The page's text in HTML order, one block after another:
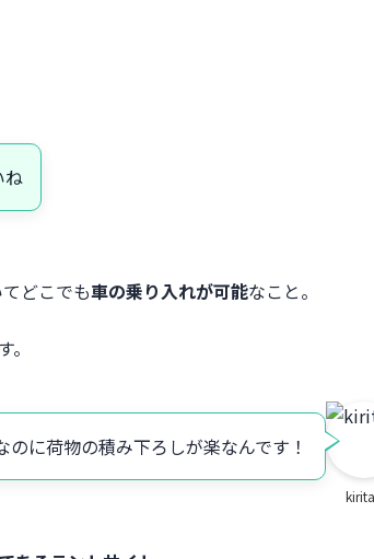
ね
どこでも車の乗り入れが可能なこと。
のに荷物の積み下ろしが楽なんです！